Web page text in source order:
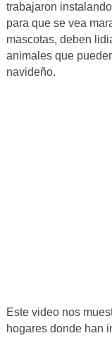
trabajaron
para que se vea
mascotas, deben
animales que
navideño.
Este video nos
hogares donde han